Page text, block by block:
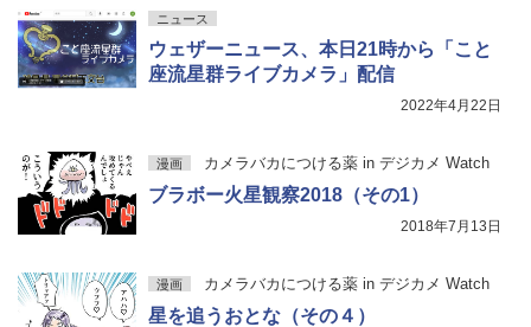
ニュース
ウェザーニュース、本日21時から「こと
座流星群ライブカメラ」配信
2022年4月22日
漫画 カメラバカにつける薬 in デジカメ Watch
ブラボー火星観察2018（その1）
2018年7月13日
漫画 カメラバカにつける薬 in デジカメ Watch
星を追うおとな（その４）